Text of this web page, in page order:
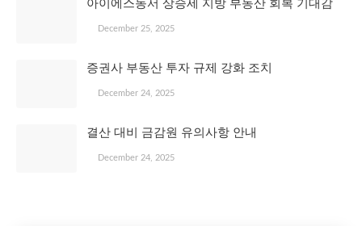
아이에스동서 상승세 지방 부동산 회복 기대감
December 25, 2025
증권사 부동산 투자 규제 강화 조치
December 24, 2025
결산 대비 금감원 유의사항 안내
December 24, 2025